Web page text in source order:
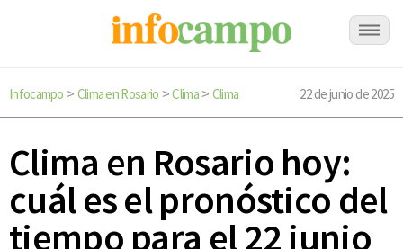
Infocampo > Clima en Rosario >Clima> Clima 22 de junio de 2025
Clima en Rosario hoy:
cuál es el pronóstico del
tiempo para el 22 junio